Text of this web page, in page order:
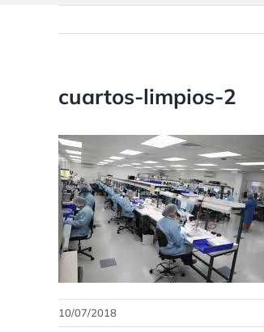
cuartos-limpios-2
10/07/2018